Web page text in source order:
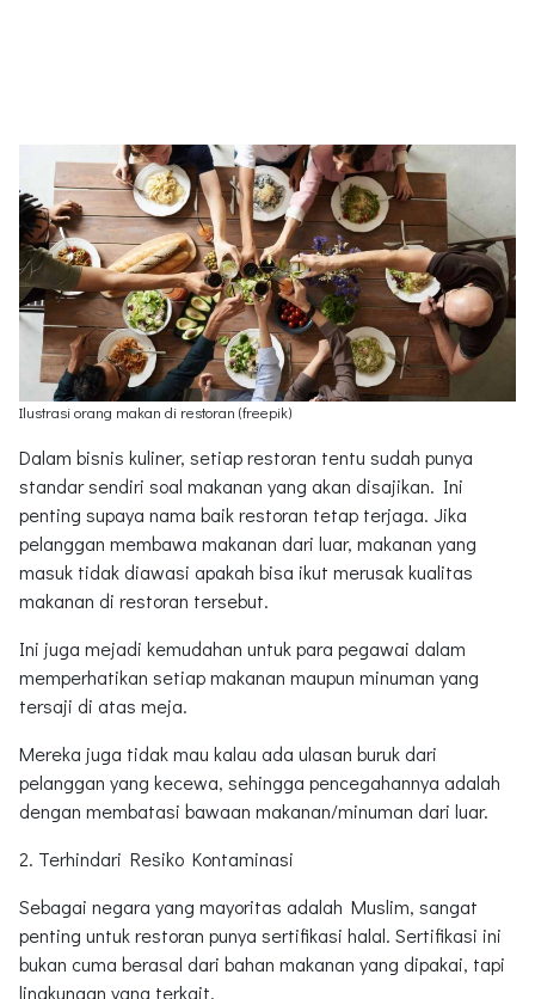
Ilustrasi orang makan di restoran (freepik)
Dalam bisnis kuliner, setiap restoran tentu sudah punya
standar sendiri soal makanan yang akan disajikan. Ini
penting supaya nama baik restoran tetap terjaga. Jika
pelanggan membawa makanan dari luar, makanan yang
masuk tidak diawasi apakah bisa ikut merusak kualitas
makanan di restoran tersebut.
Ini juga mejadi kemudahan untuk para pegawai dalam
memperhatikan setiap makanan maupun minuman yang
tersaji di atas meja.
Mereka juga tidak mau kalau ada ulasan buruk dari
pelanggan yang kecewa, sehingga pencegahannya adalah
dengan membatasi bawaan makanan/minuman dari luar.
2. Terhindari Resiko Kontaminasi
Sebagai negara yang mayoritas adalah Muslim, sangat
penting untuk restoran punya sertifikasi halal. Sertifikasi ini
bukan cuma berasal dari bahan makanan yang dipakai, tapi
lingkungan yang terkait.